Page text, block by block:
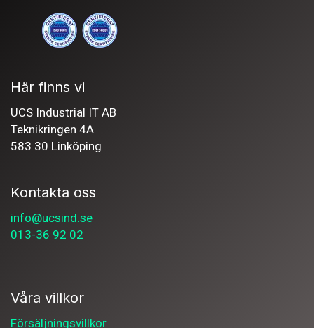
Här finns vi
UCS Industrial IT AB
Teknikringen 4A
583 30 Linköping
Kontakta oss
info@ucsind.se
013-36 92 02
Våra villkor
Försäljningsvillkor